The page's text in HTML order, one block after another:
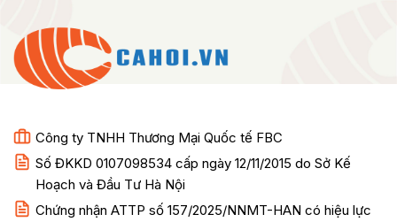
Công ty TNHH Thương Mại Quốc tế FBC
Số ĐKKD 0107098534 cấp ngày 12/11/2015 do Sở Kế
Hoạch và Đầu Tư Hà Nội
Chứng nhận ATTP số 157/2025/NNMT-HAN có hiệu lực